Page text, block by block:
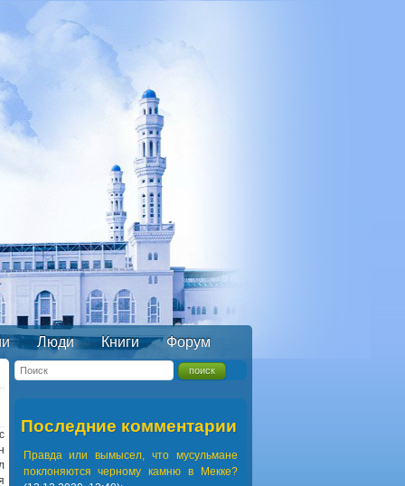
Люди Книги Форум
Последние комментарии
Правда или вымысел, что мусульмане
поклоняются черному камню в Мекке?